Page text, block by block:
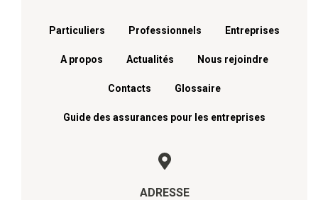
Menu footer
Particuliers Professionnels Entreprises
A propos Actualités Nous rejoindre
Contacts Glossaire
Guide des assurances pour les entreprises
ADRESSE